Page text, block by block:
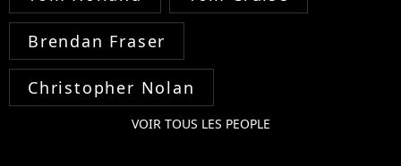
Brendan Fraser
Christopher Nolan
VOIR TOUS LES PEOPLE